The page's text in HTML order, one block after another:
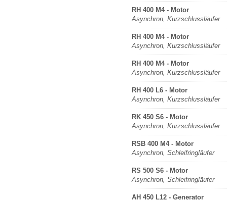
RH 400 M4 - Motor
Asynchron, Kurzschlussläufer
RH 400 M4 - Motor
Asynchron, Kurzschlussläufer
RH 400 M4 - Motor
Asynchron, Kurzschlussläufer
RH 400 L6 - Motor
Asynchron, Kurzschlussläufer
RK 450 S6 - Motor
Asynchron, Kurzschlussläufer
RSB 400 M4 - Motor
Asynchron, Schleifringläufer
RS 500 S6 - Motor
Asynchron, Schleifringläufer
AH 450 L12 - Generator